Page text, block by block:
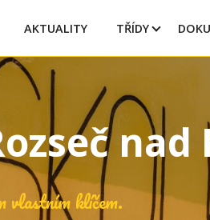
AKTUALITY TŘÍDY
vlastním klíčem.